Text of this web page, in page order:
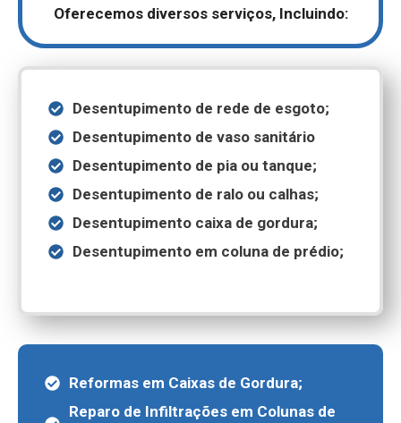
Oferecemos diversos serviços, Incluindo:
Desentupimento de rede de esgoto;
Desentupimento de vaso sanitário
Desentupimento de pia ou tanque;
Desentupimento de ralo ou calhas;
Desentupimento caixa de gordura;
Desentupimento em coluna de prédio;
Reformas em Caixas de Gordura;
Reparo de Infiltrações em Colunas de